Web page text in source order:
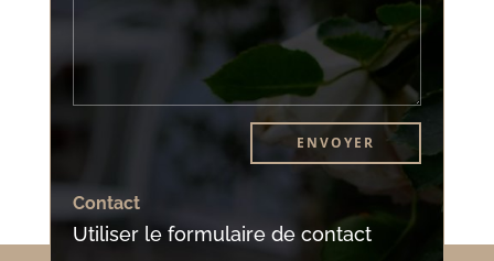
ENVOYER
Contact
Utiliser le formulaire de contact